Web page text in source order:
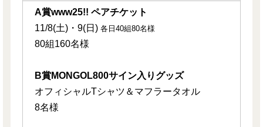
A賞www25!! ペアチケット
11/8(土)・9(日)各日40組80名様
80組160名様
B賞MONGOL800サイン入りグッズ
オフィシャルTシャツ＆マフラータオル
8名様